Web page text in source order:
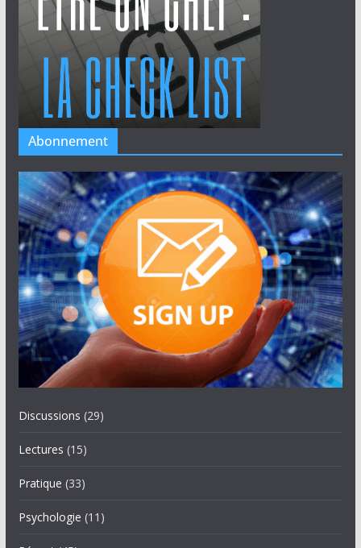
Abonnement
Discussions (29)
Lectures (15)
Pratique (33)
Psychologie (11)